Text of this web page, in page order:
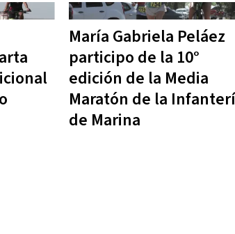
María Gabriela Peláez
participo de la 10°
edición de la Media
Maratón de la
de Marina